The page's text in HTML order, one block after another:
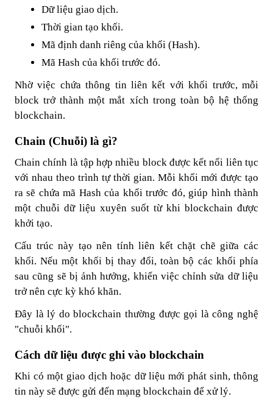
Dữ liệu giao dịch.
Thời gian tạo khối.
Mã định danh riêng của khối (Hash).
Mã Hash của khối trước đó.
Nhờ việc chứa thông tin liên kết với khối trước, mỗi
block trở thành một mắt xích trong toàn bộ hệ thống
blockchain.
Chain (Chuỗi) là gì?
Chain chính là tập hợp nhiều block được kết nối liên tục
với nhau theo trình tự thời gian. Mỗi khối mới được tạo
ra sẽ chứa mã Hash của khối trước đó, giúp hình thành
một chuỗi dữ liệu xuyên suốt từ khi blockchain được
khởi tạo.
Cấu trúc này tạo nên tính liên kết chặt chẽ giữa các
khối. Nếu một khối bị thay đổi, toàn bộ các khối phía
sau cũng sẽ bị ảnh hưởng, khiến việc chỉnh sửa dữ liệu
trở nên cực kỳ khó khăn.
Đây là lý do blockchain thường được gọi là công nghệ
"chuỗi khối".
Cách dữ liệu được ghi vào blockchain
Khi có một giao dịch hoặc dữ liệu mới phát sinh, thông
tin này sẽ được gửi đến mạng blockchain để xử lý.